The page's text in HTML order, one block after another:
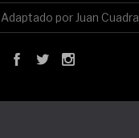
Adaptado por Juan Cuadra